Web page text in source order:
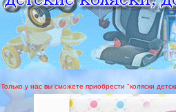
Только у нас вы сможете приобрести "коляски